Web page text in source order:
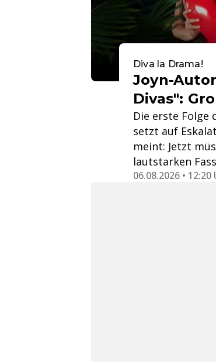
Diva la Drama!
Joyn-
Divas":
Die erste Folge
setzt auf
meint: Jetzt
lautstarken
06.08.2026 • 12:20